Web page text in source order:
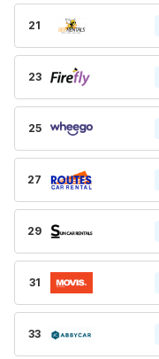
21
23
25
27
29
31
33